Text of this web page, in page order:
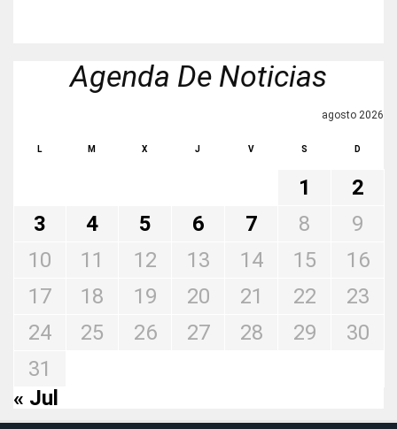
Agenda De Noticias
agosto 2026
L M X J V S D
1
2
3
4 5 6 7 8
9
10
11 12 13 14 15
16
17
18 19 20 21 22
23
24
25 26 27 28 29
30
31
« Jul